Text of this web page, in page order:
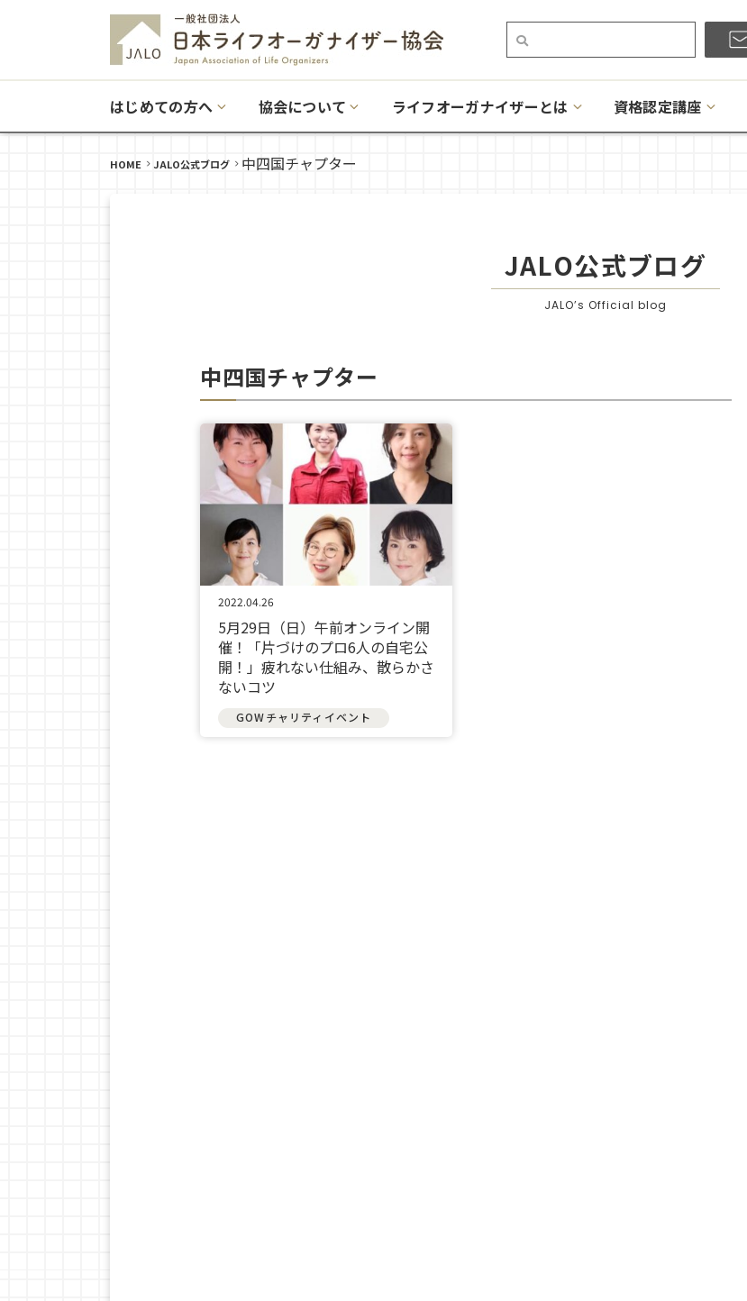
はじめての方へ 協会について ライフオーガナイザーとは 資格認定講座
HOME JALO公式ブログ 中四国チャプター
JALO公式ブログ
JALO’s Official blog
中四国チャプター
2022.04.26
5月29日（日）午前オンライン開
催！「片づけのプロ6人の自宅公
開！」疲れない仕組み、散らかさ
ないコツ
GOWチャリティイベント